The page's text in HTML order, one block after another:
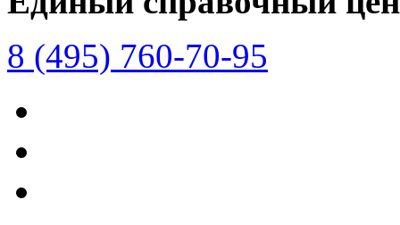
8 (495) 760-70-95